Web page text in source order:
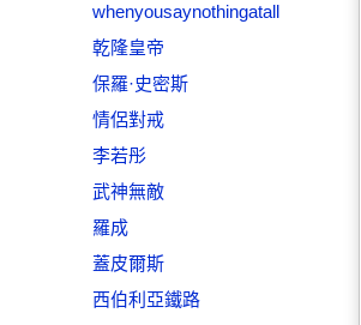
whenyousaynothingatall
乾隆皇帝
保羅·史密斯
情侶對戒
李若彤
武神無敵
羅成
蓋皮爾斯
西伯利亞鐵路